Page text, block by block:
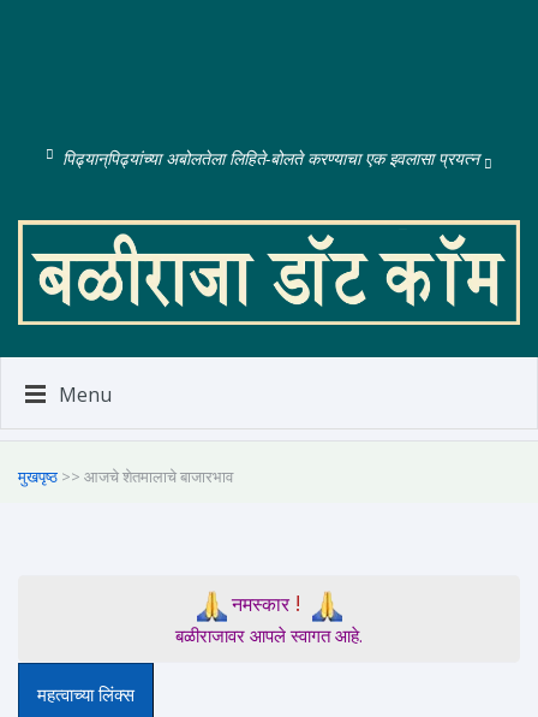
पिढ्यान्‌पिढ्यांच्या अबोलतेला लिहिते-बोलते करण्याचा एक इवलासा प्रयत्न
Menu
मुखपृष्ठ >> आजचे शेतमालाचे बाजारभाव
नमस्कार!
बळीराजावर आपले स्वागत आहे.
महत्वाच्या लिंक्स